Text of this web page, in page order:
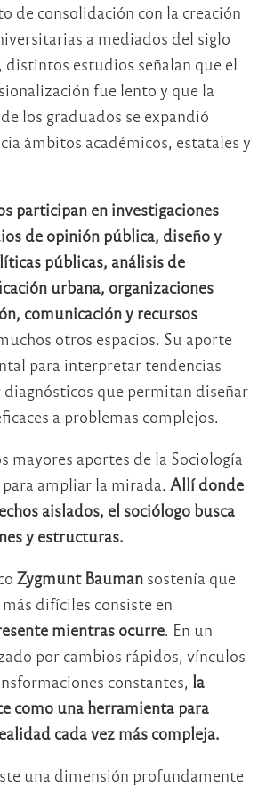
de consolidación con la creación
a mediados del siglo
distintos estudios señalan que el
fue lento y que la
los graduados se expandió
ámbitos académicos, estatales y
participan en investigaciones
de opinión pública, diseño y
públicas, análisis de
urbana, organizaciones
comunicación y recursos
otros espacios. Su aporte
para interpretar tendencias
diagnósticos que permitan diseñar
a problemas complejos.
mayores aportes de la Sociología
para ampliar la mirada. Allí donde
aislados, el sociólogo busca
y estructuras.
Zygmunt Bauman sostenía que
difíciles consiste en
mientras ocurre. En un
por cambios rápidos, vínculos
constantes, la
como una herramienta para
cada vez más compleja.
una dimensión profundamente